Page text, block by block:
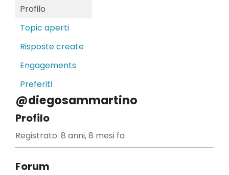
Profilo
Topic aperti
Risposte create
Engagements
Preferiti
@diegosammartino
Profilo
Registrato: 8 anni, 8 mesi fa
Forum